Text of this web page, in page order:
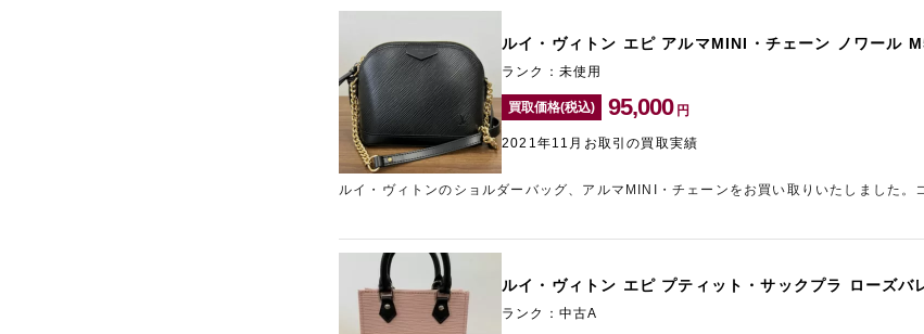
ルイ・ヴィトン エピ アルマMINI・チェーン ノワール
ランク：未使用
買取価格(税込) 95,000 円
2021年11月お取引の買取実績
ルイ・ヴィトンのショルダーバッグ、アルマMINI・チェーンをお買い取りいたしました。
ョルダーバッグで、しっかりと荷物を収納することができます。お色もブラックなので、
ヴィトンのバッグがある方は、お早めの売却をご検討いただけますと幸いです。ルイ・ヴ
ぜひギャラリーレア梅田店へ！LINEでお写真を送るだけの簡単な見積りもできますので、
ださいませ。
ルイ・ヴィトン エピ プティット・サックプラ ローズバ
ランク：中古A